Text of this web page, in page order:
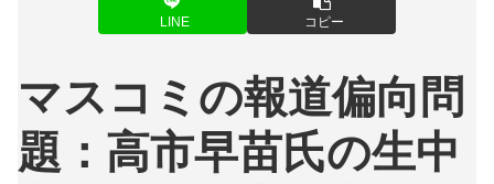
LINE コピー
マスコミの報道偏向問
題：高市早苗氏の生中